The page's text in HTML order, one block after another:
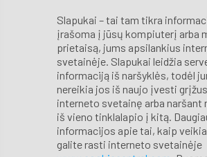
Slapukai – tai tam tikra
įrašoma į jūsų kompiuterį arba mobilųjį
prietaisą, jums apsilankius
svetainėje. Slapukai leidžia serveriui rinkti
informaciją iš naršyklės, todėl
nereikia jos iš naujo įvesti grįžus į tą
interneto svetainę arba naršant
iš vieno tinklalapio į kitą. Daugiau
informacijos apie tai, kaip
galite rasti interneto svetainėje